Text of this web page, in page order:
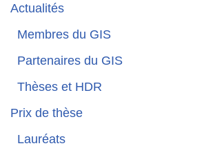
Actualités
Membres du GIS
Partenaires du GIS
Thèses et HDR
Prix de thèse
Lauréats